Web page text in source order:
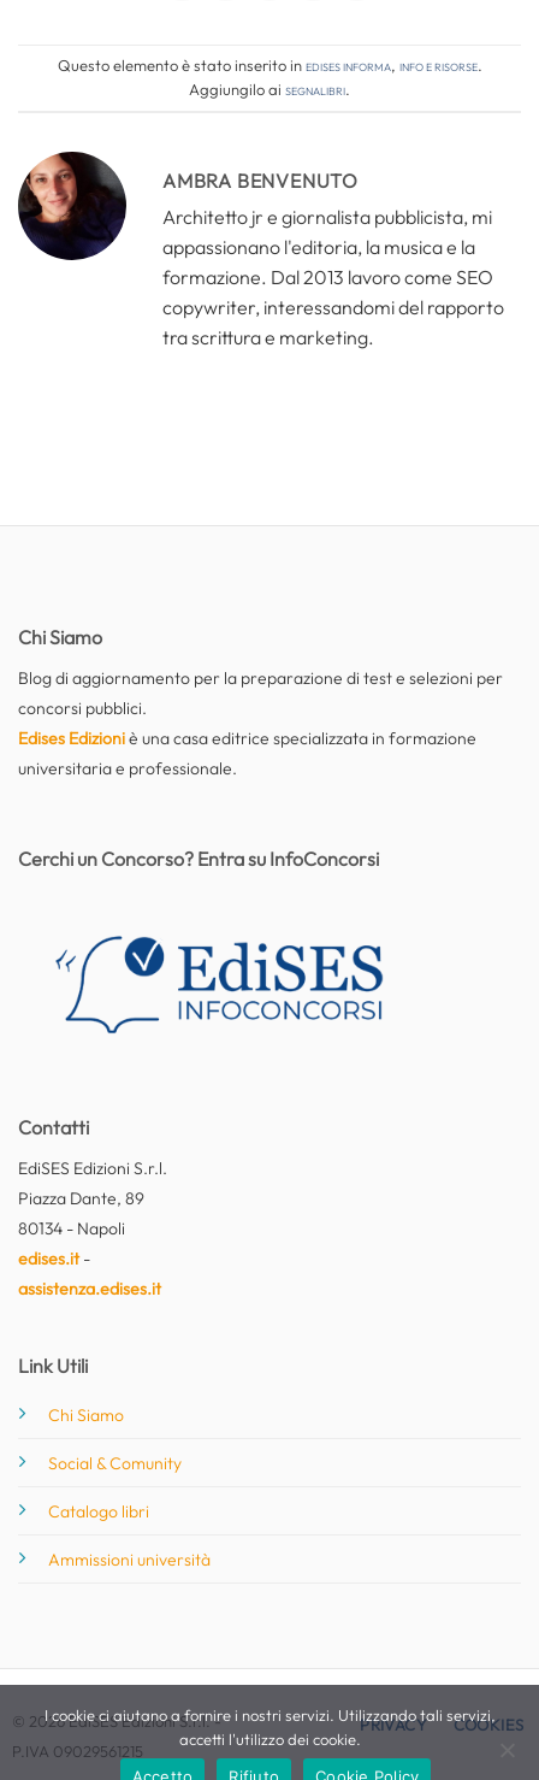
Questo elemento è stato inserito inEdises informa, Info e risorse.
Aggiungilo ai segnalibri.
AMBRA BENVENUTO
Architetto jr e giornalista pubblicista, mi
appassionano l'editoria, la musica e la
formazione. Dal 2013 lavoro come SEO
copywriter, interessandomi del rapporto
tra scrittura e marketing.
Chi Siamo
Blog di aggiornamento per la preparazione di test e selezioni per
concorsi pubblici.
Edises Edizioniè una casa editrice specializzata in formazione
universitaria e professionale.
Contatti
EdiSES Edizioni S.r.l.
Piazza Dante, 89
80134 - Napoli
edises.it-
assistenza.edises.it
Link Utili
Chi Siamo
Social & Comunity
Catalogo libri
Ammissioni università
Cerchi un Concorso? Entra su InfoConcorsi
© 2026 EdiSES Edizioni S.r.l. -
P.IVA 09029561215
PRIVACY COOKIES
I cookie ci aiutano a fornire i nostri servizi. Utilizzando tali servizi,
accetti l'utilizzo dei cookie.